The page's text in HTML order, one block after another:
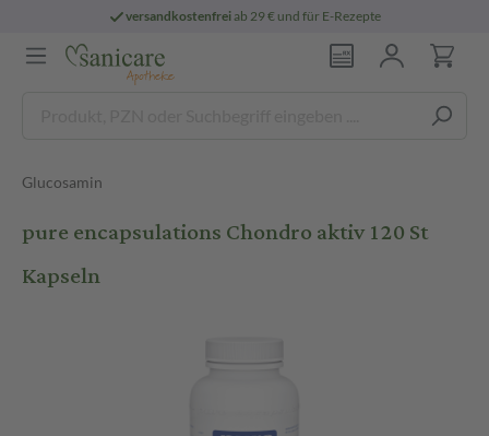
versandkostenfreiab 29 € und für E-Rezepte
Glucosamin
pure encapsulations Chondro aktiv 120 St
Kapseln